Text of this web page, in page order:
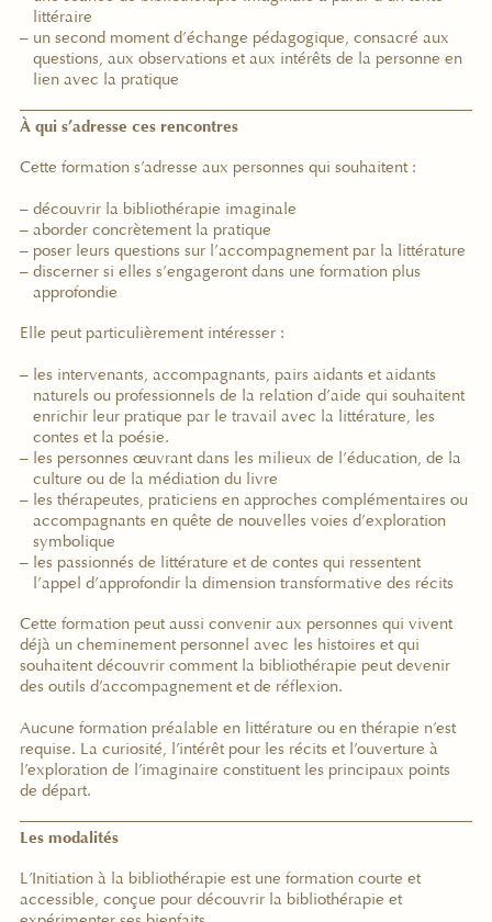
littéraire
un second moment d’échange pédagogique, consacré aux
questions, aux observations et aux intérêts de la personne en
lien avec la pratique
À qui s’adresse ces rencontres
Cette formation s’adresse aux personnes qui souhaitent :
découvrir la bibliothérapie imaginale
aborder concrètement la pratique
poser leurs questions sur l’accompagnement par la littérature
discerner si elles s’engageront dans une formation plus
approfondie
Elle peut particulièrement intéresser :
les intervenants, accompagnants, pairs aidants et aidants
naturels ou professionnels de la relation d’aide qui souhaitent
enrichir leur pratique par le travail avec la littérature, les
contes et la poésie.
les personnes œuvrant dans les milieux de l’éducation, de la
culture ou de la médiation du livre
les thérapeutes, praticiens en approches complémentaires ou
accompagnants en quête de nouvelles voies d’exploration
symbolique
les passionnés de littérature et de contes qui ressentent
l’appel d’approfondir la dimension transformative des récits
Cette formation peut aussi convenir aux personnes qui vivent
déjà un cheminement personnel avec les histoires et qui
souhaitent découvrir comment la bibliothérapie peut devenir
des outils d’accompagnement et de réflexion.
Aucune formation préalable en littérature ou en thérapie n’est
requise. La curiosité, l’intérêt pour les récits et l’ouverture à
l’exploration de l’imaginaire constituent les principaux points
de départ.
Les modalités
L’Initiation à la bibliothérapie est une formation courte et
accessible, conçue pour découvrir la bibliothérapie et